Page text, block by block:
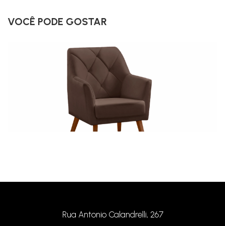
VOCÊ PODE GOSTAR
Rua Antonio Calandrelli, 267